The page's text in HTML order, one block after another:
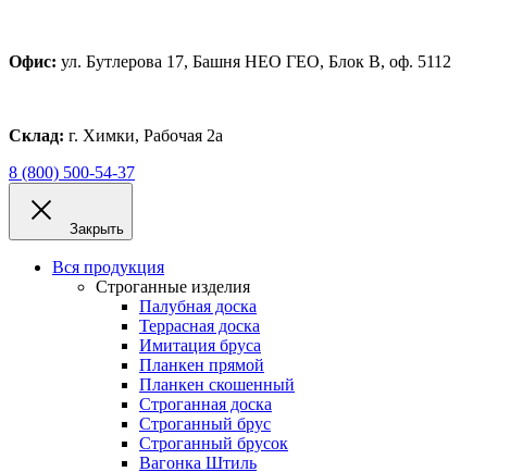
Офис: ул. Бутлерова 17, Башня НЕО ГЕО, Блок В, оф. 5112
Склад: г. Химки, Рабочая 2а
8 (800) 500-54-37
Закрыть
Вся продукция
Строганные изделия
Палубная доска
Террасная доска
Имитация бруса
Планкен прямой
Планкен скошенный
Строганная доска
Строганный брус
Строганный брусок
Вагонка Штиль